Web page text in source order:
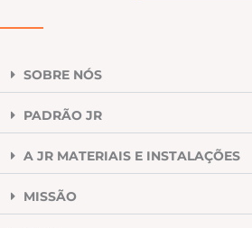
SOBRE NÓS
PADRÃO JR
A JR MATERIAIS E INSTALAÇÕES
MISSÃO